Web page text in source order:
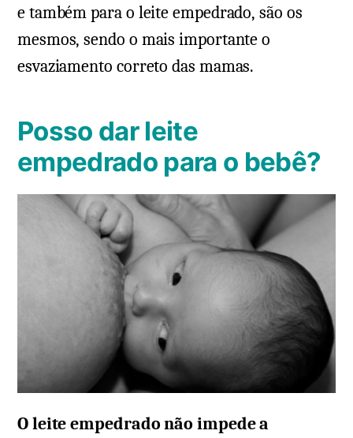
e também para o leite empedrado, são os
mesmos, sendo o mais importante o
esvaziamento correto das mamas.
Posso dar leite
empedrado para o bebê?
O leite empedrado não impede a